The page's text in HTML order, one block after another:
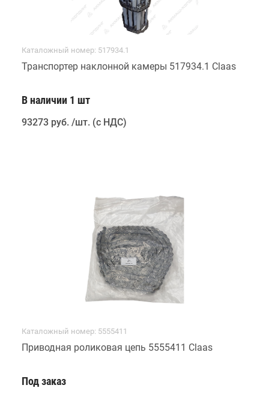
Каталожный номер: 517934.1
Транспортер наклонной камеры 517934.1 Claas
В наличии 1 шт
93273 руб. /шт. (с НДС)
Каталожный номер: 5555411
Приводная роликовая цепь 5555411 Claas
Под заказ